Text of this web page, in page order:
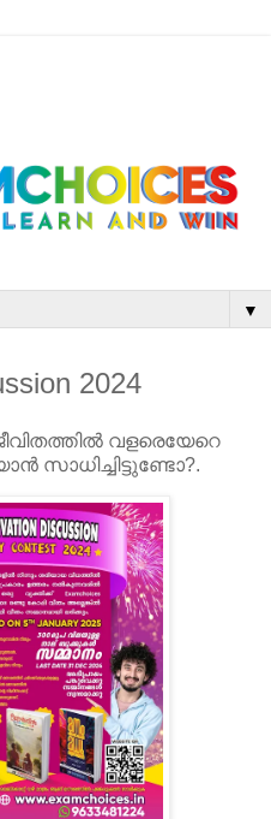
▼
2024
വളരെയേറെ
സാധിച്ചിട്ടുണ്ടോ?.